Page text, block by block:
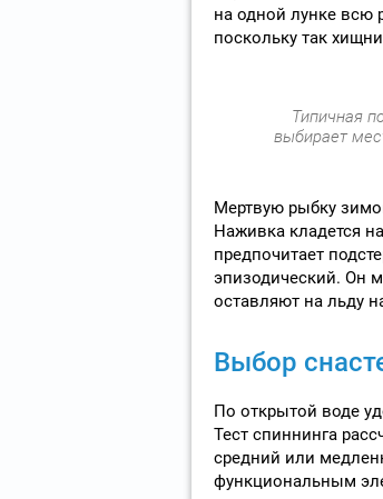
на одной лунке всю
поскольку так
Типичная
выбирает
Мертвую рыбку
Наживка кладется
предпочитает
эпизодический. Он
оставляют на льду
Выбор
По открытой воде
Тест спиннинга
средний или
функциональным